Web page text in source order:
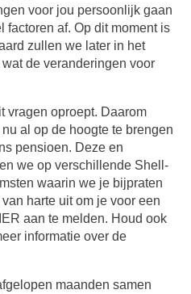
voor jou persoonlijk gaan
factoren af. Op dit moment is
zullen we later in het
de veranderingen voor
vragen oproept. Daarom
al op de hoogte te brengen
pensioen. Deze en
we op verschillende Shell-
waarin we je bijpraten
harte uit om je voor een
aan te melden. Houd ook
informatie over de
maanden samen